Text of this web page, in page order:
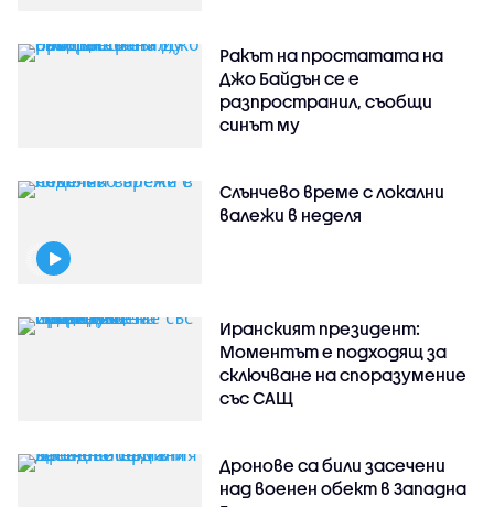
Ракът на простатата на
Джо Байдън се е
разпространил, съобщи
синът му
Слънчево време с локални
валежи в неделя
Иранският президент:
Моментът е подходящ за
сключване на споразумение
със САЩ
Дронове са били засечени
над военен обект в Западна